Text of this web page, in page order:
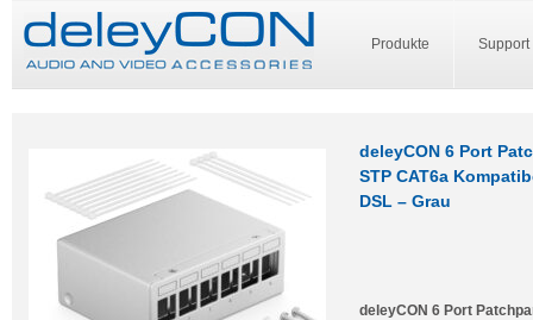
Produkte Support
deleyCON 6 Port
STP CAT6a
DSL – Grau
deleyCON 6 Port